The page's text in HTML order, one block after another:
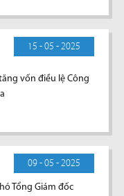
15 - 05 - 2025
vốn điều lệ Công
09 - 05 - 2025
Tổng Giám đốc